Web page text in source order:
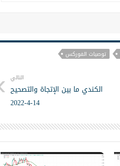
توصيات الفوركس
التالي
الكندي ما بين الإتجاة والتصحيح
14-4-2022